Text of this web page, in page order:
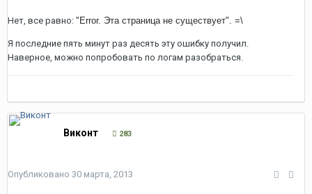
Нет, все равно: " Error. Эта страница не существует". =\
Я последние пять минут раз десять эту ошибку получил.
Наверное, можно попробовать по логам разобраться.
Виконт 283
Опубликовано 30 марта, 2013